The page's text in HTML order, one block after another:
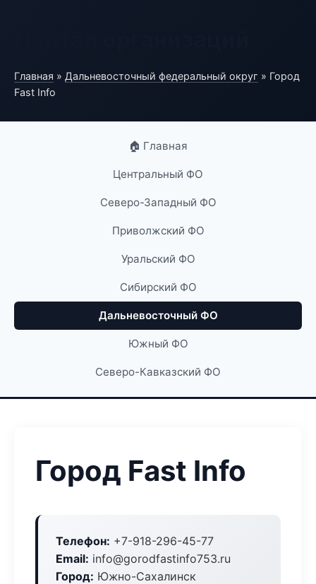
Главная » Дальневосточный федеральный округ » Город
Fast Info
🏠 Главная
Центральный ФО
Северо-Западный ФО
Приволжский ФО
Уральский ФО
Сибирский ФО
Дальневосточный ФО
Южный ФО
Северо-Кавказский ФО
Город Fast Info
Телефон: +7-918-296-45-77
Email: info@gorodfastinfo753.ru
Город: Южно-Сахалинск